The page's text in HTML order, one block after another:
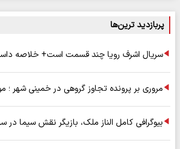
پربازدید ترین‌ها
سریال اشرف رویا چند قسمت است+ خلاصه
مروری بر پرونده تجاوز گروهی در خمینی شهر ؛
بیوگرافی کامل الناز ملک، بازیگر نقش سیما در